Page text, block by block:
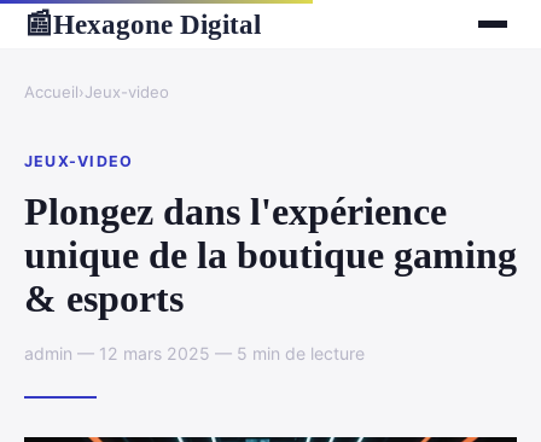
📰Hexagone Digital
Accueil›Jeux-video
JEUX-VIDEO
Plongez dans l'expérience
unique de la boutique gaming
& esports
admin — 12 mars 2025 — 5 min de lecture